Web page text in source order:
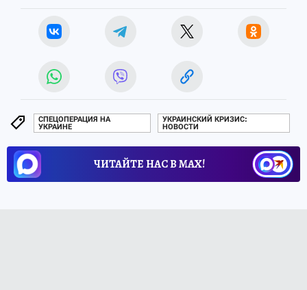
СПЕЦОПЕРАЦИЯ НА
УКРАИНЕ
УКРАИНСКИЙ КРИЗИС:
НОВОСТИ
ЧИТАЙТЕ НАС В МАХ!